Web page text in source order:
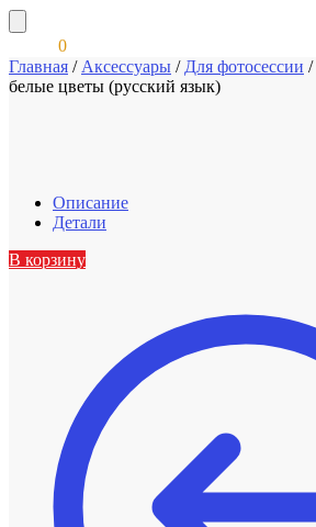
0
Главная / Аксессуары / Для фотосессии /
белые цветы (русский язык)
Описание
Детали
В корзину